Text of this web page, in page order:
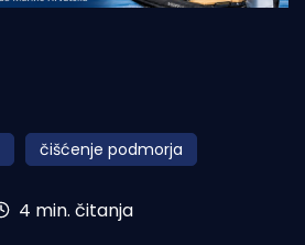
čišćenje podmorja
4 min. čitanja